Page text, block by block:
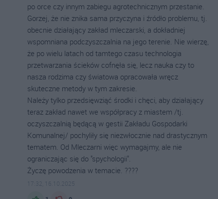
po orce czy innym zabiegu agrotechnicznym przestanie.
Gorzej, że nie znika sama przyczyna i źródło problemu, tj.
obecnie działający zakład mleczarski, a dokładniej
wspomniana podczyszczalnia na jego terenie. Nie wierzę,
że po wielu latach od tamtego czasu technologia
przetwarzania ścieków cofnęła się, lecz nauka czy to
nasza rodzima czy światowa opracowała wręcz
skuteczne metody w tym zakresie.
Należy tylko przedsięwziąć środki i chęci, aby działający
teraz zakład nawet we współpracy z miastem /tj.
oczyszczalnią będącą w gestii Zakładu Gospodarki
Komunalnej/ pochyliły się niezwłocznie nad drastycznym
tematem. Od Mleczarni więc wymagajmy, ale nie
ograniczając się do "spychologii".
Życzę powodzenia w temacie. ????
17:32, 16.10.2025